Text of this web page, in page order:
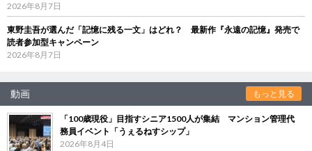
2026年8月7日
東野圭吾が選んだ「記憶に残る一文」はどれ？ 最新作『永遠の記憶』発売で
読者参加型キャンペーン
2026年8月7日
動画 もっと見る
「100歳現役」目指すシニア1500人が集結 マンション管理代
務員イベント「うぇるねすシップ」
2026年8月4日